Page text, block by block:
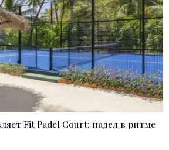
Fit Padel Court: падел в ритме